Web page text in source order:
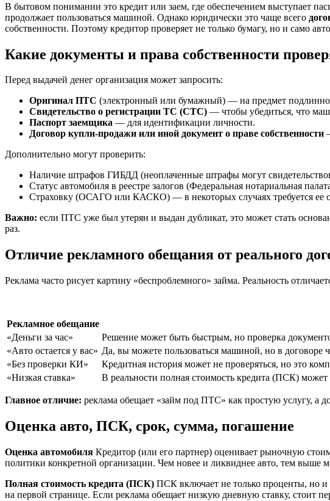
В бытовом понимании это кредит или заем, где обеспечением выступает
продолжает пользоваться машиной. Однако юридически это чаще всего
собственности. Поэтому кредитор проверяет не только бумагу, но и само
Какие документы и права собственности
Перед выдачей денег организация может запросить:
Оригинал ПТС (электронный или бумажный) — на предмет
Свидетельство о регистрации ТС (СТС) — чтобы убедиться, что
Паспорт заемщика — для идентификации личности.
Договор купли-продажи или иной документ о праве собственности
Дополнительно могут проверить:
Наличие штрафов ГИБДД (неоплаченные штрафы могут
Статус автомобиля в реестре залогов (Федеральная нотариальная
Страховку (ОСАГО или КАСКО) — в некоторых случаях требуется ее
Важно: если ПТС уже был утерян и выдан дубликат, это может стать
раз.
Отличие рекламного обещания от реального
Реклама часто рисует картину «беспроблемного» займа. Реальность
Рекламное обещание
«Деньги за час»
Решение может быть быстрым, но проверка
«Авто остается у вас» Да, вы можете пользоваться машиной, но в договоре
«Без проверки КИ»
Кредитная история может не проверяться, но это
«Низкая ставка»
В реальности полная стоимость кредита (ПСК)
Главное отличие: реклама обещает «займ под ПТС» как простую услугу, а
Оценка авто, ПСК, срок, сумма, погашение
Оценка автомобиля Кредитор (или его партнер) оценивает рыночную
политики конкретной организации. Чем новее и ликвиднее авто, тем выше
Полная стоимость кредита (ПСК) ПСК включает не только проценты, но и
на первой странице. Если реклама обещает низкую дневную ставку, стоит